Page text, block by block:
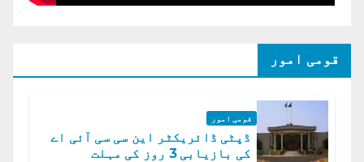
قومی امور
قومی امور
ڈپٹی ڈائریکٹر این سی سی آئی اے
کی بازیابی 3 روز کی مہلت